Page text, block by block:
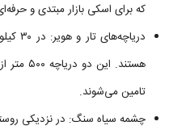
که برای اسکی بازار مبتدی و
هستند.
تامین می‌شوند.
چشمه سیاه سنگ: در نزدیکی